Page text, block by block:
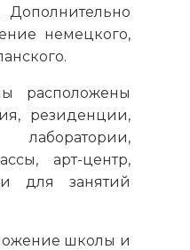
Дополнительно
немецкого,
расположены
резиденции,
арт-центр,
для занятий
школы и